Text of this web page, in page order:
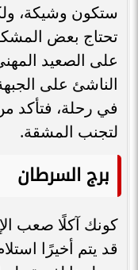
ستكون وشيكة،
تحتاج بعض
على الصعيد
الناشئ على
في رحلة، فتأكد
لتجنب المشقة.
برج السرطان
كونك آكلًا صعب
قد يتم أخيرًا